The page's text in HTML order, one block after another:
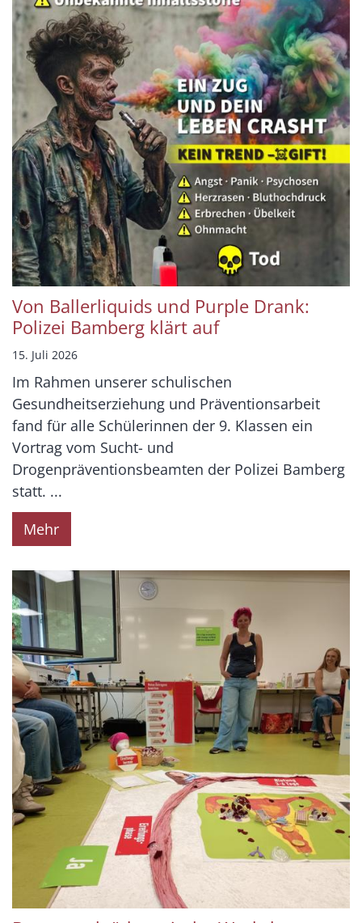
Von Ballerliquids und Purple Drank:
Polizei Bamberg klärt auf
15. Juli 2026
Im Rahmen unserer schulischen
Gesundheitserziehung und Präventionsarbeit
fand für alle Schülerinnen der 9. Klassen ein
Vortrag vom Sucht- und
Drogenpräventionsbeamten der Polizei Bamberg
statt. ...
Mehr